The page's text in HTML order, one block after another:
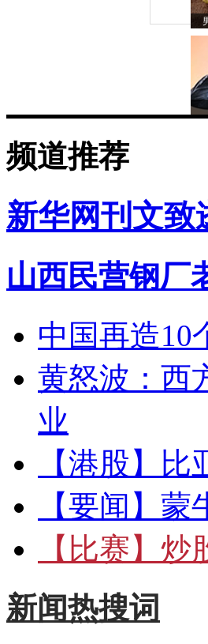
频道推荐
新华网刊文致
山西民营钢厂
中国再造10
黄怒波：西
业
【港股】
比
【要闻】 蒙
【比赛】 炒
新闻热搜词